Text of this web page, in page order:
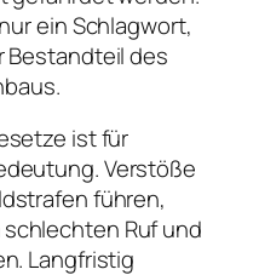
ein Schlagwort,
Bestandteil des
ist für
Verstöße
führen,
Ruf und
Langfristig